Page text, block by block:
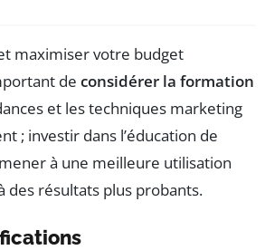
maximiser votre budget
de considérer la formation
et les techniques marketing
; investir dans l’éducation de
à une meilleure utilisation
des résultats plus probants.